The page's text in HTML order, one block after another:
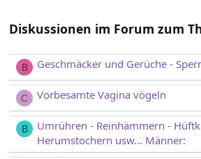
Diskussionen im Forum zum
B Geschmäcker und Gerüche -
C Vorbesamte Vagina vögeln
B
Umrühren - Reinhämmern -
Herumstochern usw... Männer: